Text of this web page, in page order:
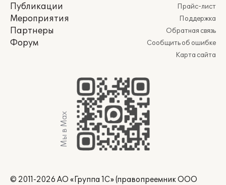
Публикации
Мероприятия
Партнеры
Форум
Прайс-лист
Поддержка
Обратная связь
Сообщить об ошибке
Карта сайта
Мы в Max
© 2011-2026 АО «Группа 1С» (правопреемник ООО